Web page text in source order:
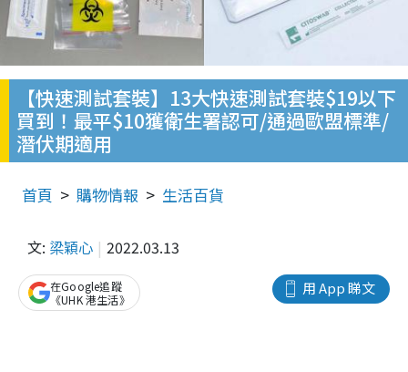
【快速測試套裝】13大快速測試套裝$19以下
買到！最平$10獲衛生署認可/通過歐盟標準/
潛伏期適用
首頁 購物情報 生活百貨
文: 梁穎心 2022.03.13
用 App 睇文
在Google追蹤
《UHK 港生活》